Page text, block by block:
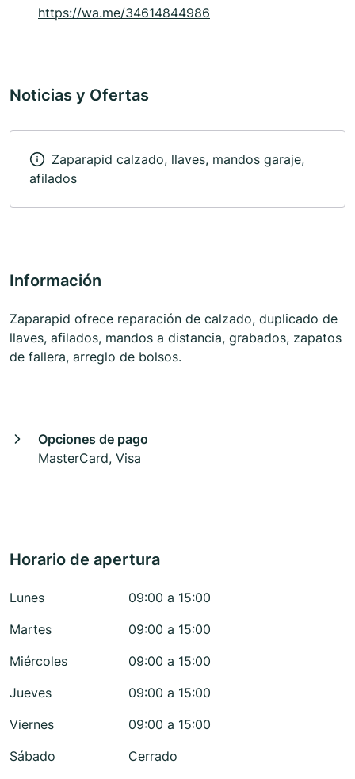
https://wa.me/34614844986
Noticias y Ofertas
Zaparapid calzado, llaves, mandos garaje,
afilados
Información
Zaparapid ofrece reparación de calzado, duplicado de
llaves, afilados, mandos a distancia, grabados, zapatos
de fallera, arreglo de bolsos.
Opciones de pago
MasterCard, Visa
Horario de apertura
Lunes
09:00 a 15:00
Martes
09:00 a 15:00
Miércoles
09:00 a 15:00
Jueves
09:00 a 15:00
Viernes
09:00 a 15:00
Sábado
Cerrado